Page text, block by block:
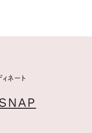
ネート